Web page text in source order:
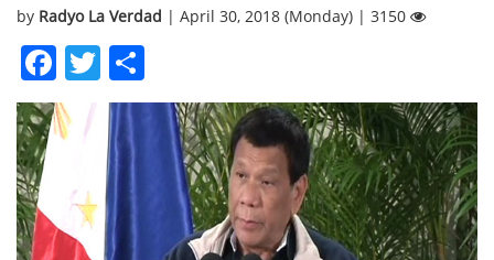
by Radyo La Verdad | April 30, 2018 (Monday) | 3150
Facebook
Twitter